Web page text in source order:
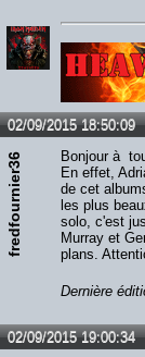
Lien :http://
02/09/2015 18:50:09
fredfournier36
Bonjour à
En effet,
de cet
les plus
solo, c'est
Murray et
plans.
Dernière
02/09/2015 19:00:34